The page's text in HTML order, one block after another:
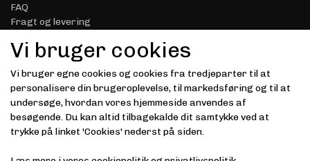
FAQ
Fragt og levering
Handelsbetingelser
Datasikkerhed & Privatliv
Gavekort
Om Driver.dk
Kunde login
Modtag vores nyhedsbrev via e-mail
Vi bruger cookies
Vi bruger egne cookies og cookies fra tredjeparter til at
personalisere din brugeroplevelse, til markedsføring og til at
undersøge, hvordan vores hjemmeside anvendes af
besøgende. Du kan altid tilbagekalde dit samtykke ved at
trykke på linket 'Cookies' nederst på siden.